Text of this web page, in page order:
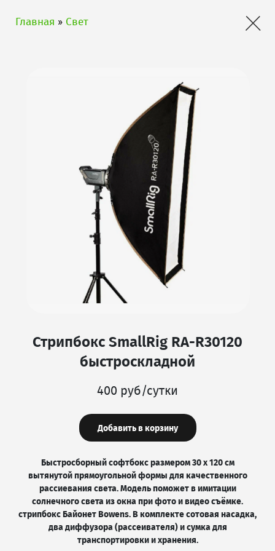
Главная » Свет ×
Стрипбокс SmallRig RA-R30120
быстроскладной
400 руб/сутки
Добавить в корзину
Быстросборный софтбокс размером 30 х 120 см
вытянутой прямоугольной формы для качественного
рассиевания света. Модель поможет в имитации
солнечного света из окна при фото и видео съёмке.
стрипбокс Байонет Bowens. В комплекте сотовая насадка,
два диффузора (рассеивателя) и сумка для
транспортировки и хранения.